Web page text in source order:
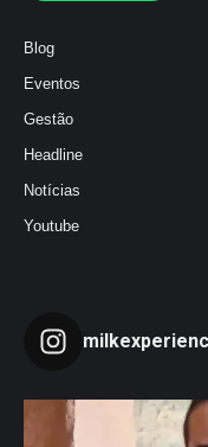
Blog
Eventos
Gestão
Headline
Notícias
Youtube